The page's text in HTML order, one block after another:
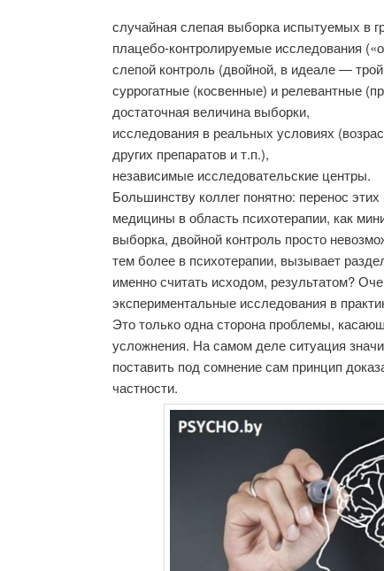
случайная слепая выборка испытуемых в
плацебо-контролируемые исследования
слепой контроль (двойной, в идеале —
суррогатные (косвенные) и релевантные
достаточная величина выборки,
исследования в реальных условиях
других препаратов и т.п.),
независимые исследовательские центры.
Большинству коллег понятно: перенос
медицины в область психотерапии, как
выборка, двойной контроль просто
тем более в психотерапии, вызывает
именно считать исходом, результатом?
экспериментальные исследования в
Это только одна сторона проблемы,
усложнения. На самом деле ситуация
поставить под сомнение сам принцип
частности.